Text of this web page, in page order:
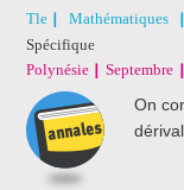
Tle Mathématiques
Spécifique
Polynésie
Septembre
On